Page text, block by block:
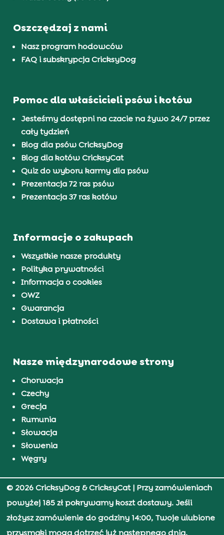
Oszczędzaj z nami
Nasz program hodowców
FAQ i subskrypcja CricksyDog
Pomoc dla właścicieli psów i kotów
Jesteśmy dostępni na czacie na żywo 24/7 przez
cały tydzień
Blog dla psów CricksyDog
Blog dla kotów CricksyCat
Quiz do wyboru karmy dla psów
Prezentacja 72 ras psów
Prezentacja 37 ras kotów
Informacje o zakupach
Wszystkie nasze produkty
Polityka prywatności
Informacja o cookies
OWZ
Gwarancja
Dostawa i płatności
Nasze międzynarodowe strony
Chorwacja
Czechy
Grecja
Rumunia
Słowacja
Słowenia
Węgry
© 2026 CricksyDog & CricksyCat| Przy zamówieniach
powyżej 185 zł pokrywamy koszt dostawy. Jeśli
złożysz zamówienie do godziny 14:00, Twoje ulubione
przysmaki mogą dotrzeć już następnego dnia.